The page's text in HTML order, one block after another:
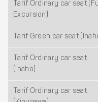
Tarif Ordinary car seat
Excursion)
Tarif Green car seat
Tarif Ordinary car seat
(Inaho)
Tarif Ordinary car seat